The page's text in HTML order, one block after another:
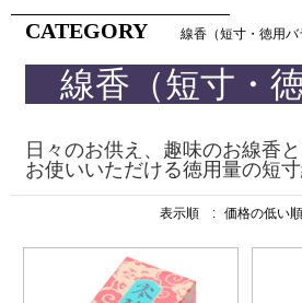
CATEGORY 線香（短寸・徳用バ
線香（短寸・徳
日々のお供え、趣味のお線香
お使いいただける徳用量の短寸
表示順 : 価格の低い順